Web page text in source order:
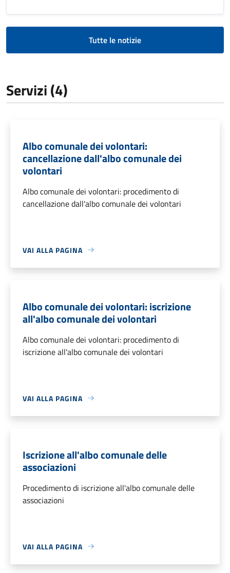
Tutte le notizie
Servizi (4)
Albo comunale dei volontari:
cancellazione dall'albo comunale dei
volontari
Albo comunale dei volontari: procedimento di
cancellazione dall'albo comunale dei volontari
VAI ALLA PAGINA
Albo comunale dei volontari: iscrizione
all'albo comunale dei volontari
Albo comunale dei volontari: procedimento di
iscrizione all'albo comunale dei volontari
VAI ALLA PAGINA
Iscrizione all'albo comunale delle
associazioni
Procedimento di iscrizione all'albo comunale delle
associazioni
VAI ALLA PAGINA